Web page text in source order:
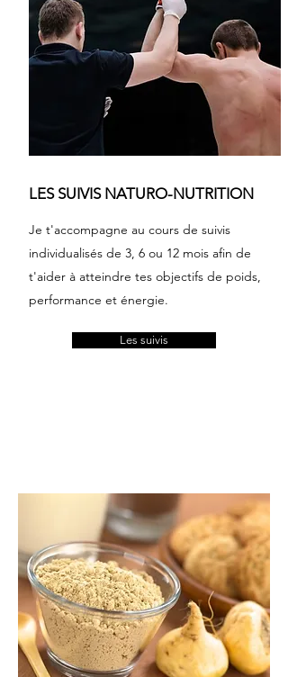
Je t'accompagne au cours de suivis
individualisés de 3, 6 ou 12 mois afin de
t'aider à atteindre tes objectifs de poids,
performance et énergie.
Les suivis
LES SUIVIS NATURO-NUTRITION